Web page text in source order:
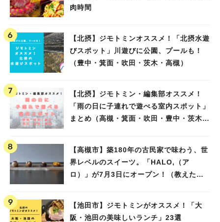
肉時間
【北摂】ジモトミンオススメ！「北摂水遊
びスポット」川遊びに公園、プールも！
（豊中・箕面・吹田・茨木・高槻）
【北摂】ジモトミン・編集部オススメ！
「雨の日に子連れで遊べる室内スポット」
まとめ（高槻・箕面・吹田・豊中・茨木・
【高槻市】築180年の古民家で味わう、世
界レベルのスイーツ。「HALO,（ア
ロ）」が7月3日にオープン！（教えたい/
【池田市】ジモトミンがオススメ！「大
阪・池田の美味しいランチ」23選